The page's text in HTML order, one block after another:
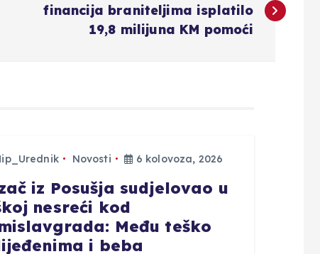
financija braniteljima isplatilo
19,8 milijuna KM pomoći
Novosti 6 kolovoza, 2026
iz Posušja sudjelovao u
nesreći kod
Među teško
i beba